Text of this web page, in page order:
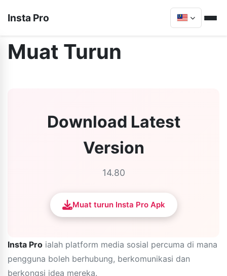
Insta Pro
Muat Turun
Download Latest
Version
14.80
Muat turun Insta Pro Apk
Insta Pro ialah platform media sosial percuma di mana
pengguna boleh berhubung, berkomunikasi dan
berkongsi idea mereka.